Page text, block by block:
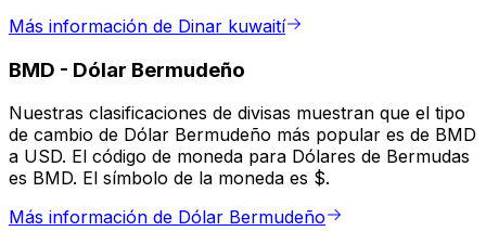
Más información de Dinar kuwaití
BMD - Dólar Bermudeño
Nuestras clasificaciones de divisas muestran que el tipo
de cambio de Dólar Bermudeño más popular es de BMD
a USD. El código de moneda para Dólares de Bermudas
es BMD. El símbolo de la moneda es $.
Más información de Dólar Bermudeño